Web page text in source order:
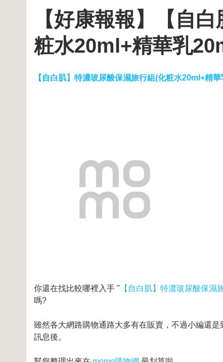
【好康報報】【自
粧水20ml+精華乳
【自白肌】特濃玻尿酸保濕旅行組(化粧水20ml+精
你還在找比較哪裡入手 " 【自白肌】特濃玻尿酸保
嗎?
雖然各大網路購物通路大多有在販賣，不過小編還
訊息後。